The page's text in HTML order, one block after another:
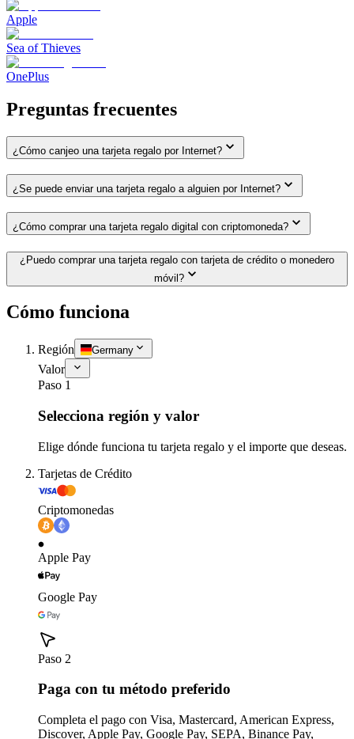
Apple
Sea of Thieves
OnePlus
Preguntas frecuentes
¿Cómo canjeo una tarjeta regalo por Internet?
¿Se puede enviar una tarjeta regalo a alguien por Internet?
¿Cómo comprar una tarjeta regalo digital con criptomoneda?
¿Puedo comprar una tarjeta regalo con tarjeta de crédito o monedero
móvil?
Cómo funciona
Región Germany
Valor
Paso 1
Selecciona región y valor
Elige dónde funciona tu tarjeta regalo y el importe que deseas.
Tarjetas de Crédito
Criptomonedas
Apple Pay
Google Pay
Paso 2
Paga con tu método preferido
Completa el pago con Visa, Mastercard, American Express,
Discover, Apple Pay, Google Pay, SEPA, Binance Pay,